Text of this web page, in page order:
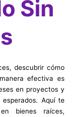
Sin
descubrir cómo
efectiva es
en proyectos y
Aquí te
bienes raíces,